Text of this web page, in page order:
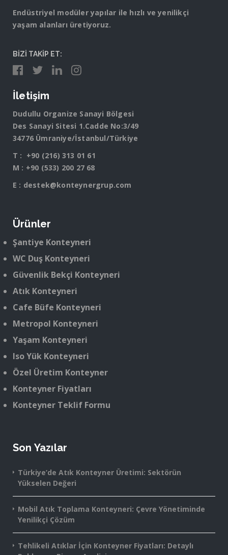
Endüstriyel modüler yapılar ile hızlı ve yenilikçi
yaşam alanları üretiyoruz.
BİZİ TAKİP ET:
İletişim
Dudullu Organize Sanayi Bölgesi
Des Sanayi Sitesi 1.Cadde No:3/49
34776 Ümraniye/İstanbul/Türkiye
T : +90 (216) 313 01 61
M : +90 (533) 200 27 68
E : destek@konteynergrup.com
Ürünler
Şantiye Konteyneri
WC Duş Konteyneri
Güvenlik Bekçi Konteyneri
Atık Konteyneri
Cafe Büfe Konteyneri
Metropol Konteyneri
Yaşam Konteyneri
Iso Yük Konteyneri
Özel Üretim Konteyner
Konteyner Fiyatları
Konteyner Teklif Formu
Son Yazılar
Türkiye’de Atık Konteyner Üretimi: Sektörün
Yükselen Değeri
Mobil Atık Toplama Konteyneri: Çevre Yönetiminde
Yenilikçi Çözüm
Tehlikeli Atıklar İçin Konteyner Fiyatları: Detaylı